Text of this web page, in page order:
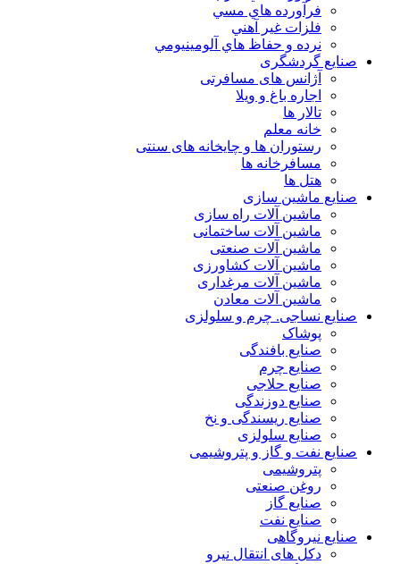
فرآورده هاي مسي
فلزات غير آهني
نرده و حفاظ هاي آلومينيومي
صنایع گردشگری
آژانس های مسافرتی
اجاره باغ و ویلا
تالار ها
خانه معلم
رستوران ها و چایخانه های سنتی
مسافرخانه ها
هتل ها
صنایع ماشین سازی
ماشین آلات راه سازی
ماشین آلات ساختمانی
ماشین آلات صنعتی
ماشین آلات کشاورزی
ماشین آلات مرغداری
ماشین آلات معادن
صنایع نساجی. چرم و سلولزی
پوشاک
صنایع بافندگی
صنایع چرم
صنایع حلاجی
صنایع دوزندگی
صنایع ریسندگی و نخ
صنایع سلولزی
صنایع نفت و گاز و پتروشیمی
پتروشیمی
روغن صنعتی
صنایع گاز
صنایع نفت
صنایع نیروگاهی
دکل های انتقال نیرو